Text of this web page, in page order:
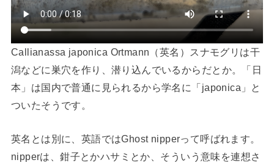
Callianassa japonica Ortmann（英名）スナモグリは干
潟などに巣穴を作り、潜り込んでいるからだとか。「日
本」は国内で普通に見られるから学名に「japonica」と
ついたそうです。
英名とは別に、英語ではGhost nipperって呼ばれます。
nipperは、鉗子とかハサミとか、そういう意味を連想さ